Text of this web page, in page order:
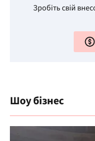
Зробіть свій
Шоу бізнес